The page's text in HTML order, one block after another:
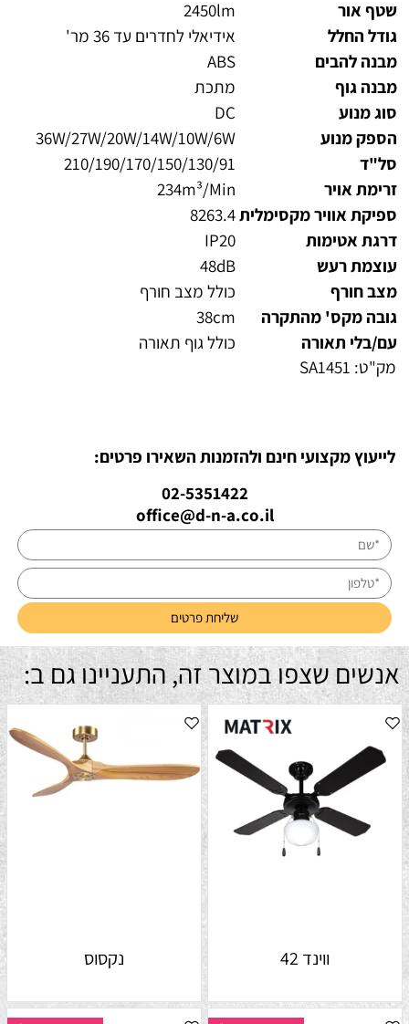
שטף אור
2450lm
גודל החלל
אידיאלי לחדרים עד 36 מר'
מבנה להבים
ABS
מבנה גוף
מתכת
סוג מנוע
DC
הספק מנוע
36W/27W/20W/14W/10W/6W
סל"ד
210/190/170/150/130/91
זרימת אויר
234m³/Min
ספיקת אוויר מקסימלית8263.4
דרגת אטימות
IP20
עוצמת רעש
48dB
מצב חורף
כולל מצב חורף
גובה מקס' מהתקרה
38cm
עם/בלי תאורה
כולל גוף תאורה
מק"ט: SA1451
לייעוץ מקצועי חינם ולהזמנות השאירו פרטים:
02-5351422
office@d-n-a.co.il
אנשים שצפו במוצר זה, התעניינו גם ב:
ווינד 42 נקסוס